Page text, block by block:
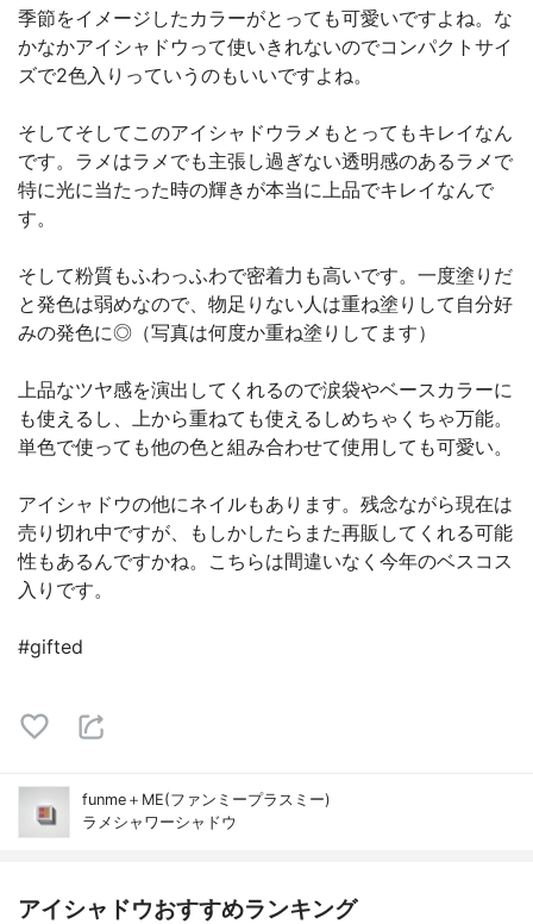
季節をイメージしたカラーがとっても可愛いですよね。な
かなかアイシャドウって使いきれないのでコンパクトサイ
ズで2色入りっていうのもいいですよね。
そしてそしてこのアイシャドウラメもとってもキレイなん
です。ラメはラメでも主張し過ぎない透明感のあるラメで
特に光に当たった時の輝きが本当に上品でキレイなんで
す。
そして粉質もふわっふわで密着力も高いです。一度塗りだ
と発色は弱めなので、物足りない人は重ね塗りして自分好
みの発色に◎（写真は何度か重ね塗りしてます）
上品なツヤ感を演出してくれるので涙袋やベースカラーに
も使えるし、上から重ねても使えるしめちゃくちゃ万能。
単色で使っても他の色と組み合わせて使用しても可愛い。
アイシャドウの他にネイルもあります。残念ながら現在は
売り切れ中ですが、もしかしたらまた再販してくれる可能
性もあるんですかね。こちらは間違いなく今年のベスコス
入りです。
#gifted
funme＋ME(ファンミープラスミー)
ラメシャワーシャドウ
アイシャドウおすすめランキング